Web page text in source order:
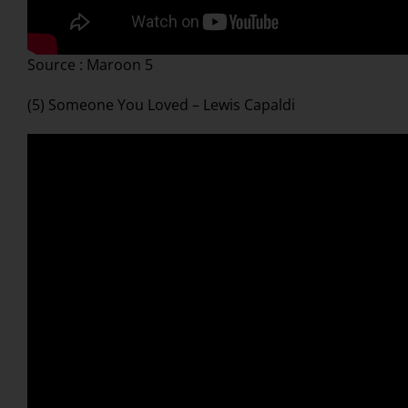
Source : Maroon 5
(5) Someone You Loved – Lewis Capaldi